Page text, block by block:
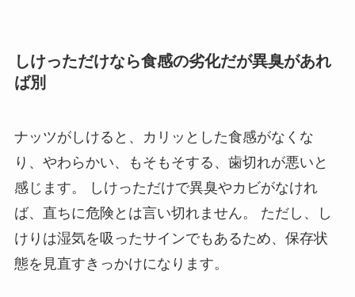
しけっただけなら食感の劣化だが異臭があれ
ば別
ナッツがしけると、カリッとした食感がなくな
り、やわらかい、もそもそする、歯切れが悪いと
感じます。 しけっただけで異臭やカビがなけれ
ば、直ちに危険とは言い切れません。 ただし、し
けりは湿気を吸ったサインでもあるため、保存状
態を見直すきっかけになります。